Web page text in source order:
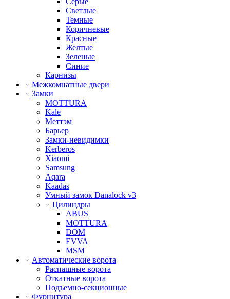
Светлые
Темные
Коричневые
Красные
Желтые
Зеленые
Синие
Карнизы
Межкомнатные двери
Замки
MOTTURA
Kale
Меттэм
Барьер
Замки-невидимки
Kerberos
Xiaomi
Samsung
Aqara
Kaadas
Умный замок Danalock v3
Цилиндры
ABUS
MOTTURA
DOM
EVVA
MSM
Автоматические ворота
Распашные ворота
Откатные ворота
Подъемно-секционные
Фурнитура